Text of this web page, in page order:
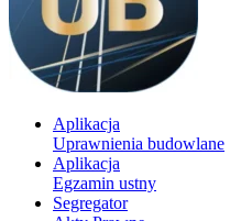
Aplikacja
Uprawnienia budowlane
Aplikacja
Egzamin ustny
Segregator